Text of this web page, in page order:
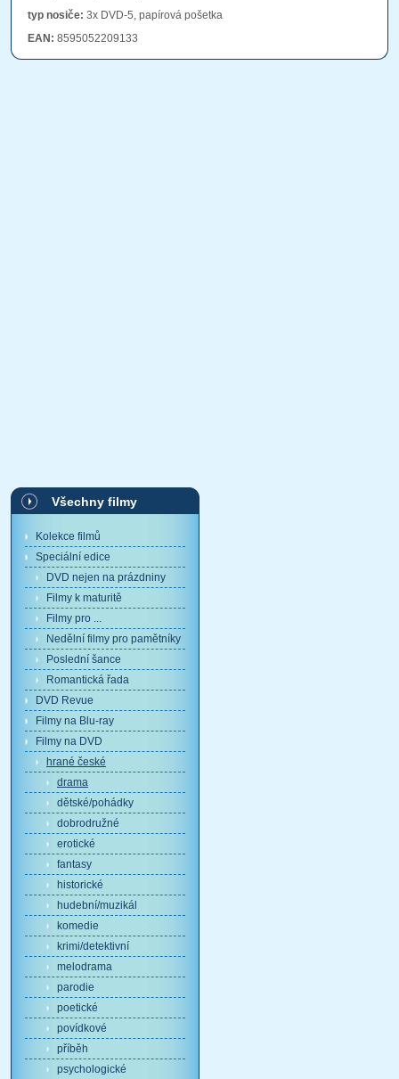
typ nosiče: 3x DVD-5, papírová pošetka
EAN: 8595052209133
Všechny filmy
Kolekce filmů
Speciální edice
DVD nejen na prázdniny
Filmy k maturitě
Filmy pro ...
Nedělní filmy pro pamětníky
Poslední šance
Romantická řada
DVD Revue
Filmy na Blu-ray
Filmy na DVD
hrané české
drama
dětské/pohádky
dobrodružné
erotické
fantasy
historické
hudební/muzikál
komedie
krimi/detektivní
melodrama
parodie
poetické
povídkové
příběh
psychologické